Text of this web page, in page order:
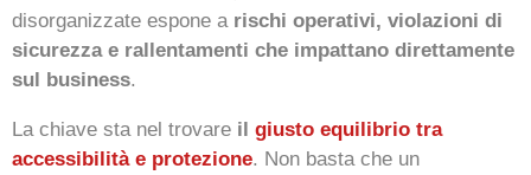
disorganizzate espone a rischi operativi, violazioni di
sicurezza e rallentamenti che impattano direttamente
sul business.
La chiave sta nel trovare il giusto equilibrio tra
accessibilità e protezione. Non basta che un